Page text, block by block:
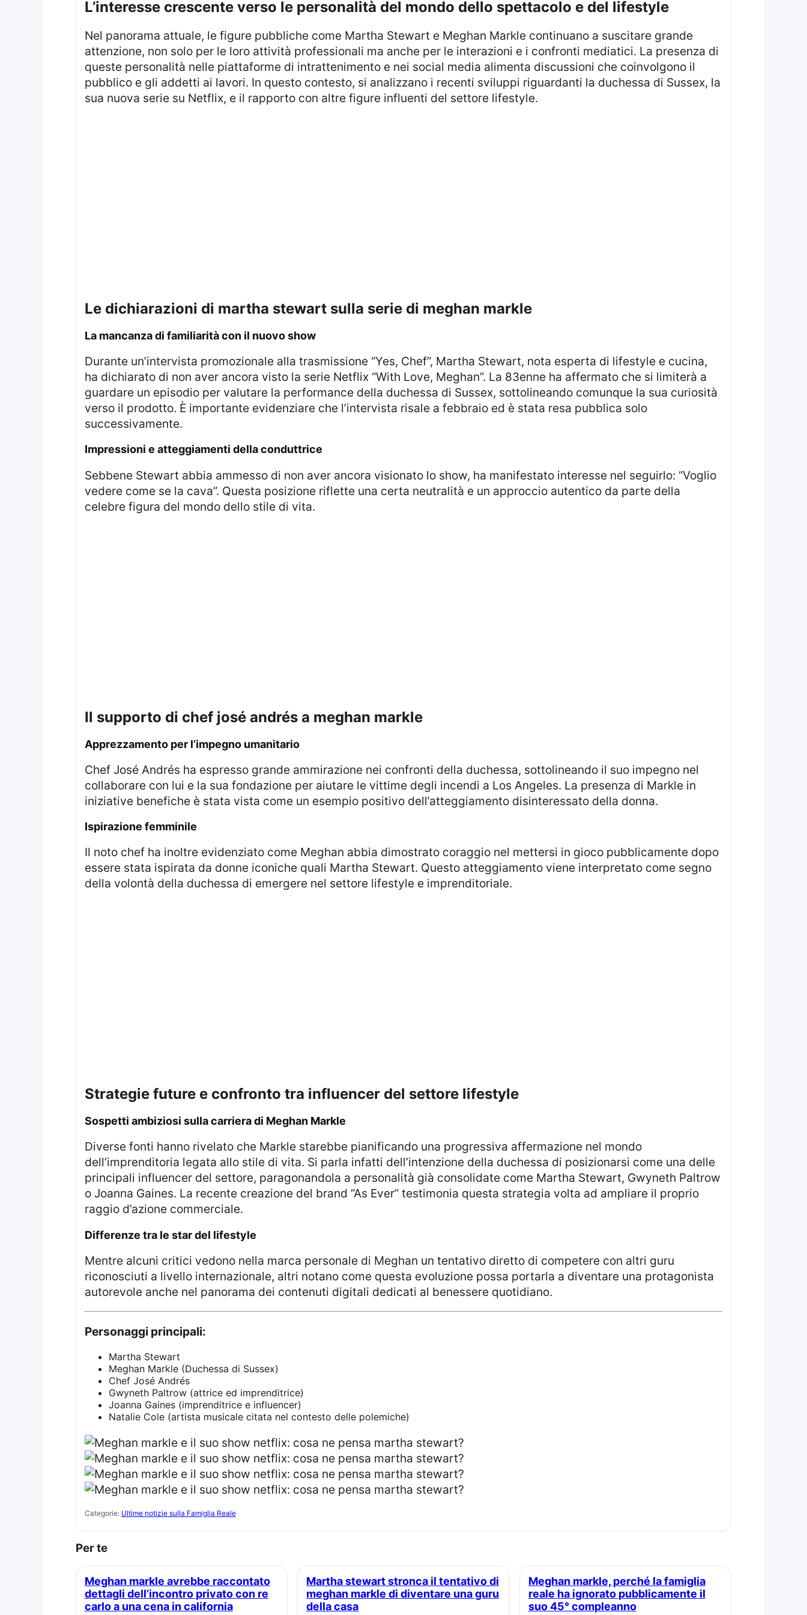
l’interesse crescente verso le personalità del mondo dello spettacolo e del lifestyle
Nel panorama attuale, le figure pubbliche come Martha Stewart e Meghan Markle continuano a suscitare grande
attenzione, non solo per le loro attività professionali ma anche per le interazioni e i confronti mediatici. La presenza di
queste personalità nelle piattaforme di intrattenimento e nei social media alimenta discussioni che coinvolgono il
pubblico e gli addetti ai lavori. In questo contesto, si analizzano i recenti sviluppi riguardanti la duchessa di Sussex, la
sua nuova serie su Netflix, e il rapporto con altre figure influenti del settore lifestyle.
le dichiarazioni di martha stewart sulla serie di meghan markle
la mancanza di familiarità con il nuovo show
Durante un’intervista promozionale alla trasmissione “Yes, Chef”, Martha Stewart, nota esperta di lifestyle e cucina,
ha dichiarato di non aver ancora visto la serie Netflix “With Love, Meghan”. La 83enne ha affermato che si limiterà a
guardare un episodio per valutare la performance della duchessa di Sussex, sottolineando comunque la sua curiosità
verso il prodotto. È importante evidenziare che l’intervista risale a febbraio ed è stata resa pubblica solo
successivamente.
impressioni e atteggiamenti della conduttrice
Sebbene Stewart abbia ammesso di non aver ancora visionato lo show, ha manifestato interesse nel seguirlo: “Voglio
vedere come se la cava”. Questa posizione riflette una certa neutralità e un approccio autentico da parte della
celebre figura del mondo dello stile di vita.
il supporto di chef josé andrés a meghan markle
apprezzamento per l’impegno umanitario
Chef José Andrés ha espresso grande ammirazione nei confronti della duchessa, sottolineando il suo impegno nel
collaborare con lui e la sua fondazione per aiutare le vittime degli incendi a Los Angeles. La presenza di Markle in
iniziative benefiche è stata vista come un esempio positivo dell’atteggiamento disinteressato della donna.
ispirazione femminile
Il noto chef ha inoltre evidenziato come Meghan abbia dimostrato coraggio nel mettersi in gioco pubblicamente dopo
essere stata ispirata da donne iconiche quali Martha Stewart. Questo atteggiamento viene interpretato come segno
della volontà della duchessa di emergere nel settore lifestyle e imprenditoriale.
strategie future e confronto tra influencer del settore lifestyle
sospetti ambiziosi sulla carriera di Meghan Markle
Diverse fonti hanno rivelato che Markle starebbe pianificando una progressiva affermazione nel mondo
dell’imprenditoria legata allo stile di vita. Si parla infatti dell’intenzione della duchessa di posizionarsi come una delle
principali influencer del settore, paragonandola a personalità già consolidate come Martha Stewart, Gwyneth Paltrow
o Joanna Gaines. La recente creazione del brand “As Ever” testimonia questa strategia volta ad ampliare il proprio
raggio d’azione commerciale.
differenze tra le star del lifestyle
Mentre alcuni critici vedono nella marca personale di Meghan un tentativo diretto di competere con altri guru
riconosciuti a livello internazionale, altri notano come questa evoluzione possa portarla a diventare una protagonista
autorevole anche nel panorama dei contenuti digitali dedicati al benessere quotidiano.
Personaggi principali:
Martha Stewart
Meghan Markle (Duchessa di Sussex)
Chef José Andrés
Gwyneth Paltrow (attrice ed imprenditrice)
Joanna Gaines (imprenditrice e influencer)
Natalie Cole (artista musicale citata nel contesto delle polemiche)
Categorie: Ultime notizie sulla Famiglia Reale
Per te
Meghan markle avrebbe raccontato
dettagli dell’incontro privato con re
carlo a una cena in california
Martha stewart stronca il tentativo di
meghan markle di diventare una guru
della casa
Meghan markle, perché la famiglia
reale ha ignorato pubblicamente il
suo 45° compleanno